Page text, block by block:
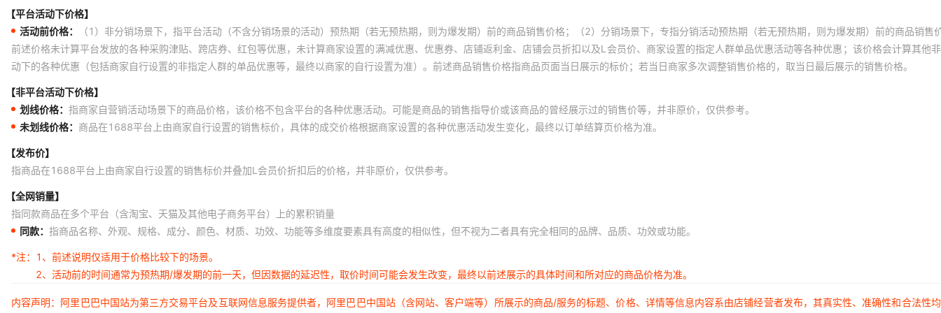
【平台活动下价格】
活动前价格：
（1）非分销场景下，指平台活动（不含分销场景的活动）预热期（若无预热期，则为爆发期）前的商品销售价格；（2）分销场景下，专指分销活动预热期（若无预热期，则为爆发期）前的商品销售
前述价格未计算平台发放的各种采购津贴、跨店券、红包等优惠，未计算商家设置的满减优惠、优惠券、店铺返利金、店铺会员折扣以及L会员价、商家设置的指定人群单品优惠活动等各种优惠；该价格会计算其他
动下的各种优惠（包括商家自行设置的非指定人群的单品优惠等，最终以商家的自行设置为准）。前述商品销售价格指商品页面当日展示的标价；若当日商家多次调整销售价格的，取当日最后展示的销售价格。
【非平台活动下价格】
划线价格： 指商家自营销活动场景下的商品价格，该价格不包含平台的各种优惠活动。可能是商品的销售指导价或该商品的曾经展示过的销售价等，并非原价，仅供参考。
未划线价格： 商品在1688平台上由商家自行设置的销售标价，具体的成交价格根据商家设置的各种优惠活动发生变化，最终以订单结算页价格为准。
【发布价】
指商品在1688平台上由商家自行设置的销售标价并叠加L会员价折扣后的价格，并非原价，仅供参考。
【全网销量】
指同款商品在多个平台（含淘宝、天猫及其他电子商务平台）上的累积销量
同款： 指商品名称、外观、规格、成分、颜色、材质、功效、功能等多维度要素具有高度的相似性，但不视为二者具有完全相同的品牌、品质、功效或功能。
*注：
1、前述说明仅适用于价格比较下的场景。
2、活动前的时间通常为预热期/爆发期的前一天，但因数据的延迟性，取价时间可能会发生改变，最终以前述展示的具体时间和所对应的商品价格为准。
内容声明：阿里巴巴中国站为第三方交易平台及互联网信息服务提供者，阿里巴巴中国站（含网站、客户端等）所展示的商品/服务的标题、价格、详情等信息内容系由店铺经营者发布，其真实性、准确性和合法性